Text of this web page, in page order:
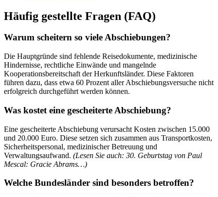
Häufig gestellte Fragen (FAQ)
Warum scheitern so viele Abschiebungen?
Die Hauptgründe sind fehlende Reisedokumente, medizinische
Hindernisse, rechtliche Einwände und mangelnde
Kooperationsbereitschaft der Herkunftsländer. Diese Faktoren
führen dazu, dass etwa 60 Prozent aller Abschiebungsversuche nicht
erfolgreich durchgeführt werden können.
Was kostet eine gescheiterte Abschiebung?
Eine gescheiterte Abschiebung verursacht Kosten zwischen 15.000
und 20.000 Euro. Diese setzen sich zusammen aus Transportkosten,
Sicherheitspersonal, medizinischer Betreuung und
Verwaltungsaufwand. (Lesen Sie auch: 30. Geburtstag von Paul
Mescal: Gracie Abrams…)
Welche Bundesländer sind besonders betroffen?